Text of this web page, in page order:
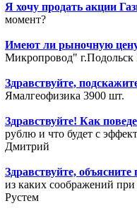
Я хочу продать акции
момент?
Имеют ли рыночную
Микропровод"
Здравствуйте,
Ямалгеофизика 3900 шт.
Здравствуйте! Как
рублю и что будет с
Дмитрий
Здравствуйте, объясните
из каких соображений
Рустем